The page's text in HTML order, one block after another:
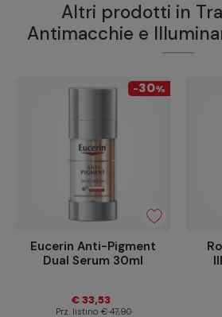
Altri prodotti in
Antimacchie e
-30%
Eucerin Anti-Pigment
Dual Serum 30ml
€ 33,53
Prz. listino € 47,90